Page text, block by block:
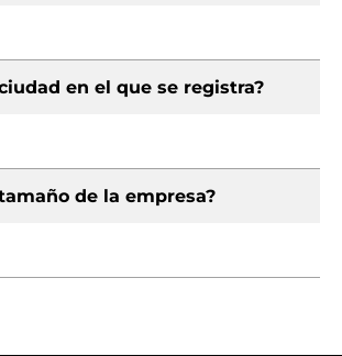
en el que se registra?
de la empresa?